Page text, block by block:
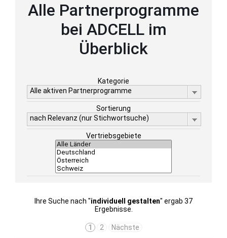
Alle Partnerprogramme
bei ADCELL im
Überblick
Kategorie
Alle aktiven Partnerprogramme
Sortierung
nach Relevanz (nur Stichwortsuche)
Vertriebsgebiete
Ihre Suche nach "individuell gestalten" ergab 37
Ergebnisse.
1 2 Nächste